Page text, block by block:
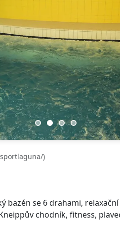
)
bazén se 6 drahami,
chodník, fitness,